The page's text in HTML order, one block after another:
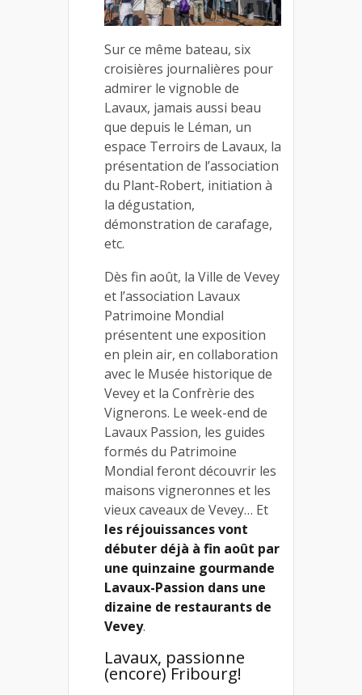
Sur ce même bateau, six
croisières journalières pour
admirer le vignoble de
Lavaux, jamais aussi beau
que depuis le Léman, un
espace Terroirs de Lavaux, la
présentation de l’association
du Plant-Robert, initiation à
la dégustation,
démonstration de carafage,
etc.
Dès fin août, la Ville de Vevey
et l’association Lavaux
Patrimoine Mondial
présentent une exposition
en plein air, en collaboration
avec le Musée historique de
Vevey et la Confrèrie des
Vignerons. Le week-end de
Lavaux Passion, les guides
formés du Patrimoine
Mondial feront découvrir les
maisons vigneronnes et les
vieux caveaux de Vevey… Et
les réjouissances vont
débuter déjà à fin août par
une quinzaine gourmande
Lavaux-Passion dans une
dizaine de restaurants de
Vevey.
Lavaux, passionne
(encore) Fribourg!